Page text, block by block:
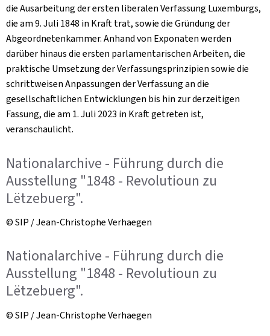
die Ausarbeitung der ersten liberalen Verfassung Luxemburgs,
die am 9. Juli 1848 in Kraft trat, sowie die Gründung der
Abgeordnetenkammer. Anhand von Exponaten werden
darüber hinaus die ersten parlamentarischen Arbeiten, die
praktische Umsetzung der Verfassungsprinzipien sowie die
schrittweisen Anpassungen der Verfassung an die
gesellschaftlichen Entwicklungen bis hin zur derzeitigen
Fassung, die am 1. Juli 2023 in Kraft getreten ist,
veranschaulicht.
Nationalarchive - Führung durch die
Ausstellung "1848 - Revolutioun zu
Lëtzebuerg".
© SIP / Jean-Christophe Verhaegen
Nationalarchive - Führung durch die
Ausstellung "1848 - Revolutioun zu
Lëtzebuerg".
© SIP / Jean-Christophe Verhaegen